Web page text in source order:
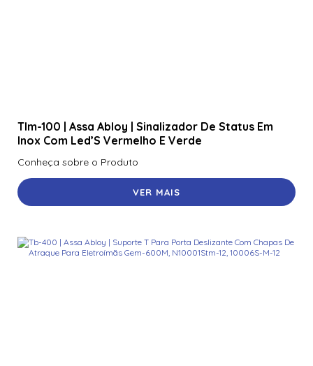
Tlm-100 | Assa Abloy | Sinalizador De Status Em
Inox Com Led’S Vermelho E Verde
Conheça sobre o Produto
VER MAIS